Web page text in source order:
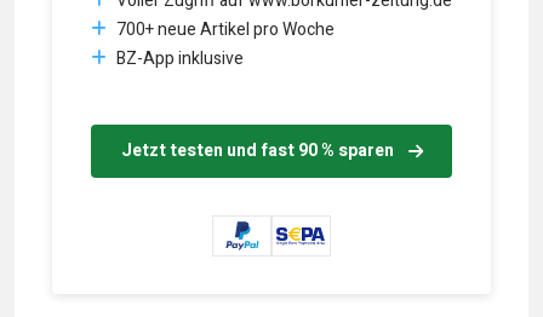
700+ neue Artikel pro Woche
BZ-App inklusive
Jetzt testen und fast 90 % sparen